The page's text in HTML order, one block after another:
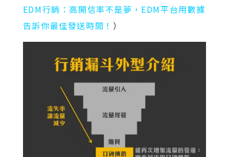
EDM行銷：高開信率不是夢，EDM平台用數據
告訴你最佳發送時間！ ）